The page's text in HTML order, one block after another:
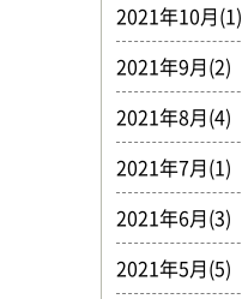
2021年10月(1)
2021年9月(2)
2021年8月(4)
2021年7月(1)
2021年6月(3)
2021年5月(5)